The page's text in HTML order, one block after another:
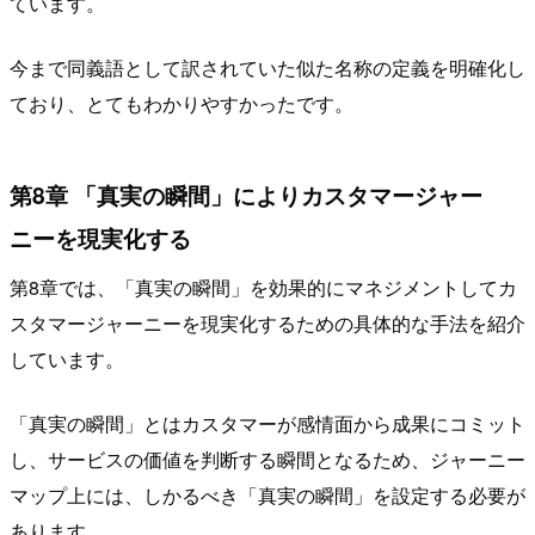
今まで同義語として訳されていた似た名称の定義を明確化し
ており、とてもわかりやすかったです。
第8章 「真実の瞬間」によりカスタマージャー
ニーを現実化する
第8章では、「真実の瞬間」を効果的にマネジメントしてカ
スタマージャーニーを現実化するための具体的な手法を紹介
しています。
「真実の瞬間」とはカスタマーが感情面から成果にコミット
し、サービスの価値を判断する瞬間となるため、ジャーニー
マップ上には、しかるべき「真実の瞬間」を設定する必要が